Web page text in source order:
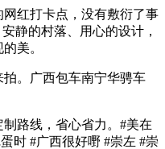
红打卡点，没有敷衍了事
静的村落、用心的设计，
美。
。广西包车南宁华骋车
路线，省心省力。#美在
时 #广西很好嘢 #崇左 #崇